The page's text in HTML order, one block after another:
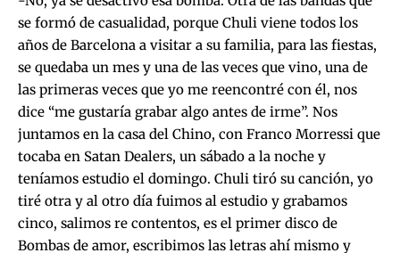
se formó de casualidad, porque Chuli viene todos los
años de Barcelona a visitar a su familia, para las fiestas,
se quedaba un mes y una de las veces que vino, una de
las primeras veces que yo me reencontré con él, nos
dice “me gustaría grabar algo antes de irme”. Nos
juntamos en la casa del Chino, con Franco Morressi que
tocaba en Satan Dealers, un sábado a la noche y
teníamos estudio el domingo. Chuli tiró su canción, yo
tiré otra y al otro día fuimos al estudio y grabamos
cinco, salimos re contentos, es el primer disco de
Bombas de amor, escribimos las letras ahí mismo y